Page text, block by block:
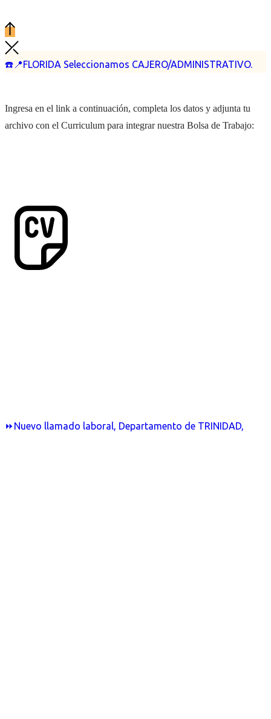
☎️📍FLORIDA Seleccionamos CAJERO/ADMINISTRATIVO.
⏩Nuevo llamado laboral, Departamento de TRINIDAD,
Ingresa en el link a continuación, completa los datos y adjunta tu
archivo con el Curriculum para integrar nuestra Bolsa de Trabajo: